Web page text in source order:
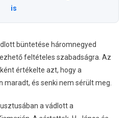
is
büntetése háromnegyed
feltételes szabadságra. Az
értékelte azt, hogy a
maradt, és senki nem sérült meg.
a vádlott a